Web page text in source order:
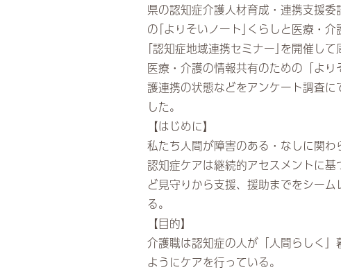
県の認知症介護人材育成・連携支援
の｢よりそいノート｣くらしと医療・
｢認知症地域連携セミナー｣を開催して
医療・介護の情報共有のための「よ
護連携の状態などをアンケート調査
した。
【はじめに】
私たち人間が障害のある・なしに関
認知症ケアは継続的アセスメントに
ど見守りから支援、援助までをシー
る。
【目的】
介護職は認知症の人が「人間らしく
ようにケアを行っている。